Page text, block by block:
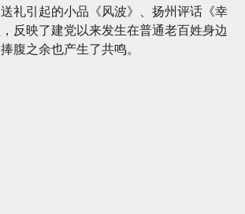
礼引起的小品《风波》、扬州评话《幸
反映了建党以来发生在普通老百姓身边
腹之余也产生了共鸣。